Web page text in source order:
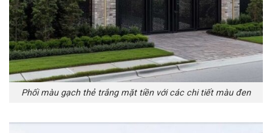
Phối màu gạch thẻ trắng mặt tiền với các chi tiết màu đen